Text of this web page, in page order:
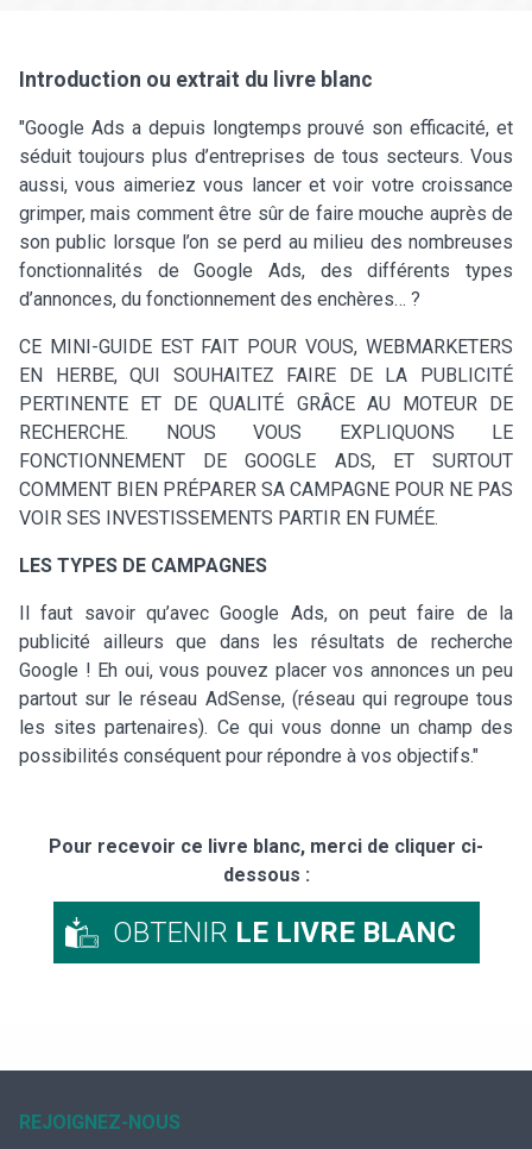
Introduction ou extrait du livre blanc
"Google Ads a depuis longtemps prouvé son efficacité, et
séduit toujours plus d’entreprises de tous secteurs. Vous
aussi, vous aimeriez vous lancer et voir votre croissance
grimper, mais comment être sûr de faire mouche auprès de
son public lorsque l’on se perd au milieu des nombreuses
fonctionnalités de Google Ads, des différents types
d’annonces, du fonctionnement des enchères… ?
CE MINI-GUIDE EST FAIT POUR VOUS, WEBMARKETERS
EN HERBE, QUI SOUHAITEZ FAIRE DE LA PUBLICITÉ
PERTINENTE ET DE QUALITÉ GRÂCE AU MOTEUR DE
RECHERCHE. NOUS VOUS EXPLIQUONS LE
FONCTIONNEMENT DE GOOGLE ADS, ET SURTOUT
COMMENT BIEN PRÉPARER SA CAMPAGNE POUR NE PAS
VOIR SES INVESTISSEMENTS PARTIR EN FUMÉE.
LES TYPES DE CAMPAGNES
Il faut savoir qu’avec Google Ads, on peut faire de la
publicité ailleurs que dans les résultats de recherche
Google ! Eh oui, vous pouvez placer vos annonces un peu
partout sur le réseau AdSense, (réseau qui regroupe tous
les sites partenaires). Ce qui vous donne un champ des
possibilités conséquent pour répondre à vos objectifs."
Pour recevoir ce livre blanc, merci de cliquer ci-
dessous :
OBTENIR LE LIVRE BLANC
REJOIGNEZ-NOUS